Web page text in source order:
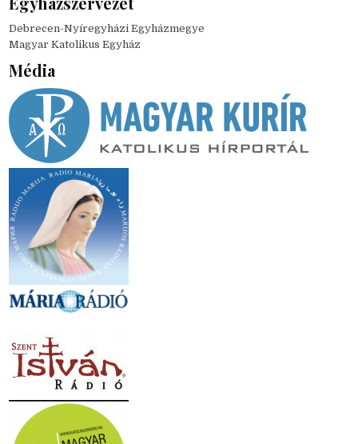
Debrecen-Nyíregyházi Egyházmegye
Magyar Katolikus Egyház
Média